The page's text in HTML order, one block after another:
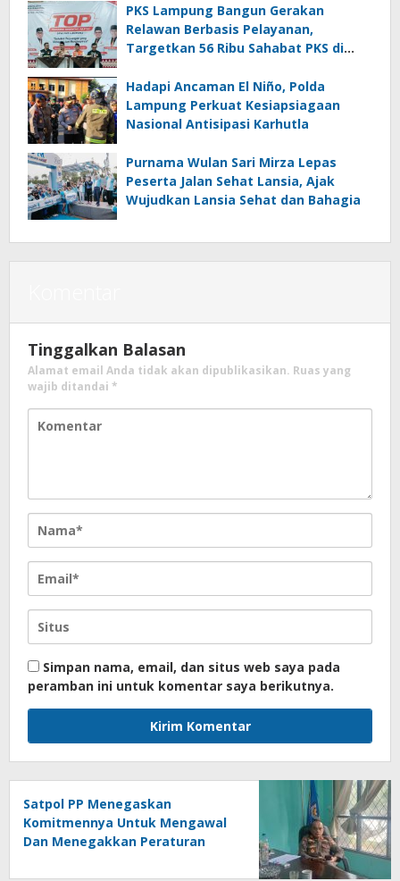
PKS Lampung Bangun Gerakan
Relawan Berbasis Pelayanan,
Targetkan 56 Ribu Sahabat PKS di
Hadapi Ancaman El Niño, Polda
Lampung Perkuat Kesiapsiagaan
Nasional Antisipasi Karhutla
Purnama Wulan Sari Mirza Lepas
Peserta Jalan Sehat Lansia, Ajak
Wujudkan Lansia Sehat dan Bahagia
Tinggalkan Balasan
Alamat email Anda tidak akan dipublikasikan. Ruas yang
wajib ditandai *
Simpan nama, email, dan situs web saya pada
peramban ini untuk komentar saya berikutnya.
Satpol PP Menegaskan
Komitmennya Untuk Mengawal
Dan Menegakkan Peraturan